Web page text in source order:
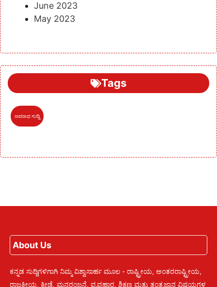
June 2023
May 2023
Tags
ಅಪರಾಧ ಸುದ್ದಿ
About Us
ಕನ್ನಡ ಸುದ್ದಿಗಳಿಗಾಗಿ ನಿಮ್ಮ ವಿಶ್ವಾಸಾರ್ಹ ಮೂಲ - ರಾಷ್ಟ್ರೀಯ, ಅಂತರರಾಷ್ಟ್ರೀಯ,
ರಾಜಕೀಯ, ಕ್ರೀಡೆ, ಮನರಂಜನೆ, ವ್ಯವಹಾರ, ಶಿಕ್ಷಣ ಮತ್ತು ತಂತ್ರಜ್ಞಾನ ವಿಷಯಗಳ